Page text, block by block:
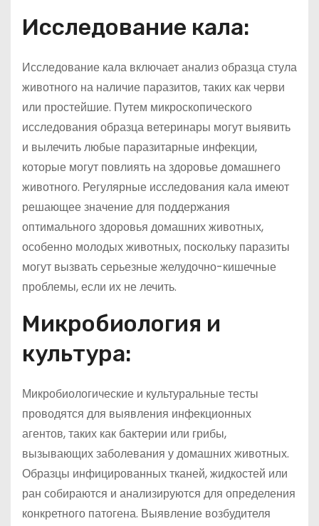
Исследование кала:
Исследование кала включает анализ образца стула
животного на наличие паразитов, таких как черви
или простейшие. Путем микроскопического
исследования образца ветеринары могут выявить
и вылечить любые паразитарные инфекции,
которые могут повлиять на здоровье домашнего
животного. Регулярные исследования кала имеют
решающее значение для поддержания
оптимального здоровья домашних животных,
особенно молодых животных, поскольку паразиты
могут вызвать серьезные желудочно-кишечные
проблемы, если их не лечить.
Микробиология и
культура:
Микробиологические и культуральные тесты
проводятся для выявления инфекционных
агентов, таких как бактерии или грибы,
вызывающих заболевания у домашних животных.
Образцы инфицированных тканей, жидкостей или
ран собираются и анализируются для определения
конкретного патогена. Выявление возбудителя